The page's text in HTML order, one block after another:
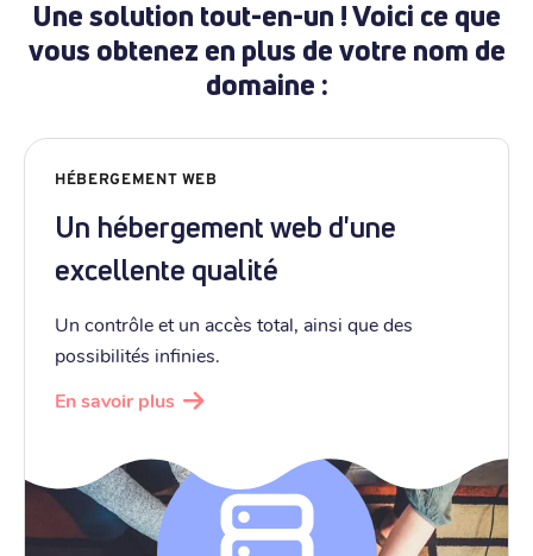
Une solution tout-en-un ! Voici ce que
vous obtenez en plus de votre nom de
domaine :
HÉBERGEMENT WEB
Un hébergement web d'une
excellente qualité
Un contrôle et un accès total, ainsi que des
possibilités infinies.
En savoir plus